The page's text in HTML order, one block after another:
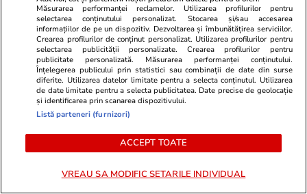
23 iul.
Țoiu, arestează-mă dacă
altceva n-ai de făcut!
Măsurarea performanței reclamelor. Utilizarea profilurilor pentru
selectarea conținutului personalizat. Stocarea și/sau accesarea
informațiilor de pe un dispozitiv. Dezvoltarea și îmbunătățirea serviciilor.
Crearea profilurilor de conținut personalizat. Utilizarea profilurilor pentru
selectarea publicității personalizate. Crearea profilurilor pentru
publicitate personalizată. Măsurarea performanței conținutului.
Înțelegerea publicului prin statistici sau combinații de date din surse
diferite. Utilizarea datelor limitate pentru a selecta conținutul. Utilizarea
de date limitate pentru a selecta publicitatea. Date precise de geolocație
și identificarea prin scanarea dispozitivului.
Listă parteneri (furnizori)
ACCEPT TOATE
VREAU SA MODIFIC SETARILE INDIVIDUAL